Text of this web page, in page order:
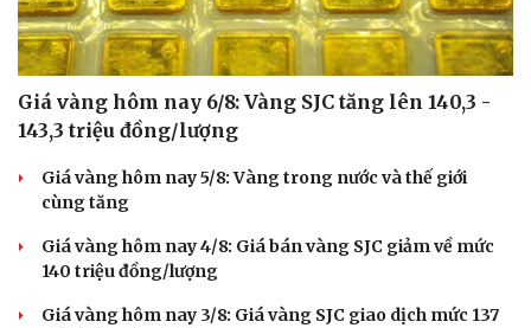
Giá vàng hôm nay 6/8: Vàng SJC tăng lên 140,3 -
143,3 triệu đồng/lượng
Giá vàng hôm nay 5/8: Vàng trong nước và thế giới
cùng tăng
Giá vàng hôm nay 4/8: Giá bán vàng SJC giảm về mức
140 triệu đồng/lượng
Giá vàng hôm nay 3/8: Giá vàng SJC giao dịch mức 137